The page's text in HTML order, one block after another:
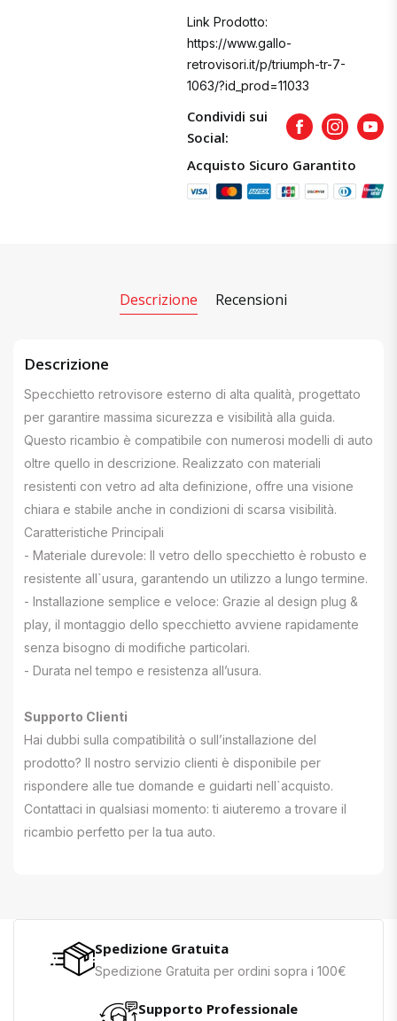
Link Prodotto:
https://www.gallo-
retrovisori.it/p/triumph-tr-7-
1063/?id_prod=11033
Condividi sui
Social:
FacebookInstagram
Acquisto Sicuro Garantito
Descrizione Recensioni
Descrizione
Specchietto retrovisore esterno di alta qualità, progettato
per garantire massima sicurezza e visibilità alla guida.
Questo ricambio è compatibile con numerosi modelli di auto
oltre quello in descrizione. Realizzato con materiali
resistenti con vetro ad alta definizione, offre una visione
chiara e stabile anche in condizioni di scarsa visibilità.
Caratteristiche Principali
- Materiale durevole: Il vetro dello specchietto è robusto e
resistente all`usura, garantendo un utilizzo a lungo termine.
- Installazione semplice e veloce: Grazie al design plug &
play, il montaggio dello specchietto avviene rapidamente
senza bisogno di modifiche particolari.
- Durata nel tempo e resistenza all’usura.
Supporto Clienti
Hai dubbi sulla compatibilità o sull’installazione del
prodotto? Il nostro servizio clienti è disponibile per
rispondere alle tue domande e guidarti nell`acquisto.
Contattaci in qualsiasi momento: ti aiuteremo a trovare il
ricambio perfetto per la tua auto.
Spedizione Gratuita
Spedizione Gratuita per ordini sopra i 100€
Supporto Professionale